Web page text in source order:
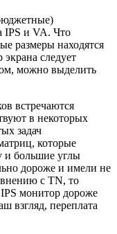
IPS и VA. Что
размеры находятся
следует
можно выделить
встречаются
в некоторых
задач
которые
и большие углы
дороже и имели не
с TN, то
монитор дороже
взгляд, переплата